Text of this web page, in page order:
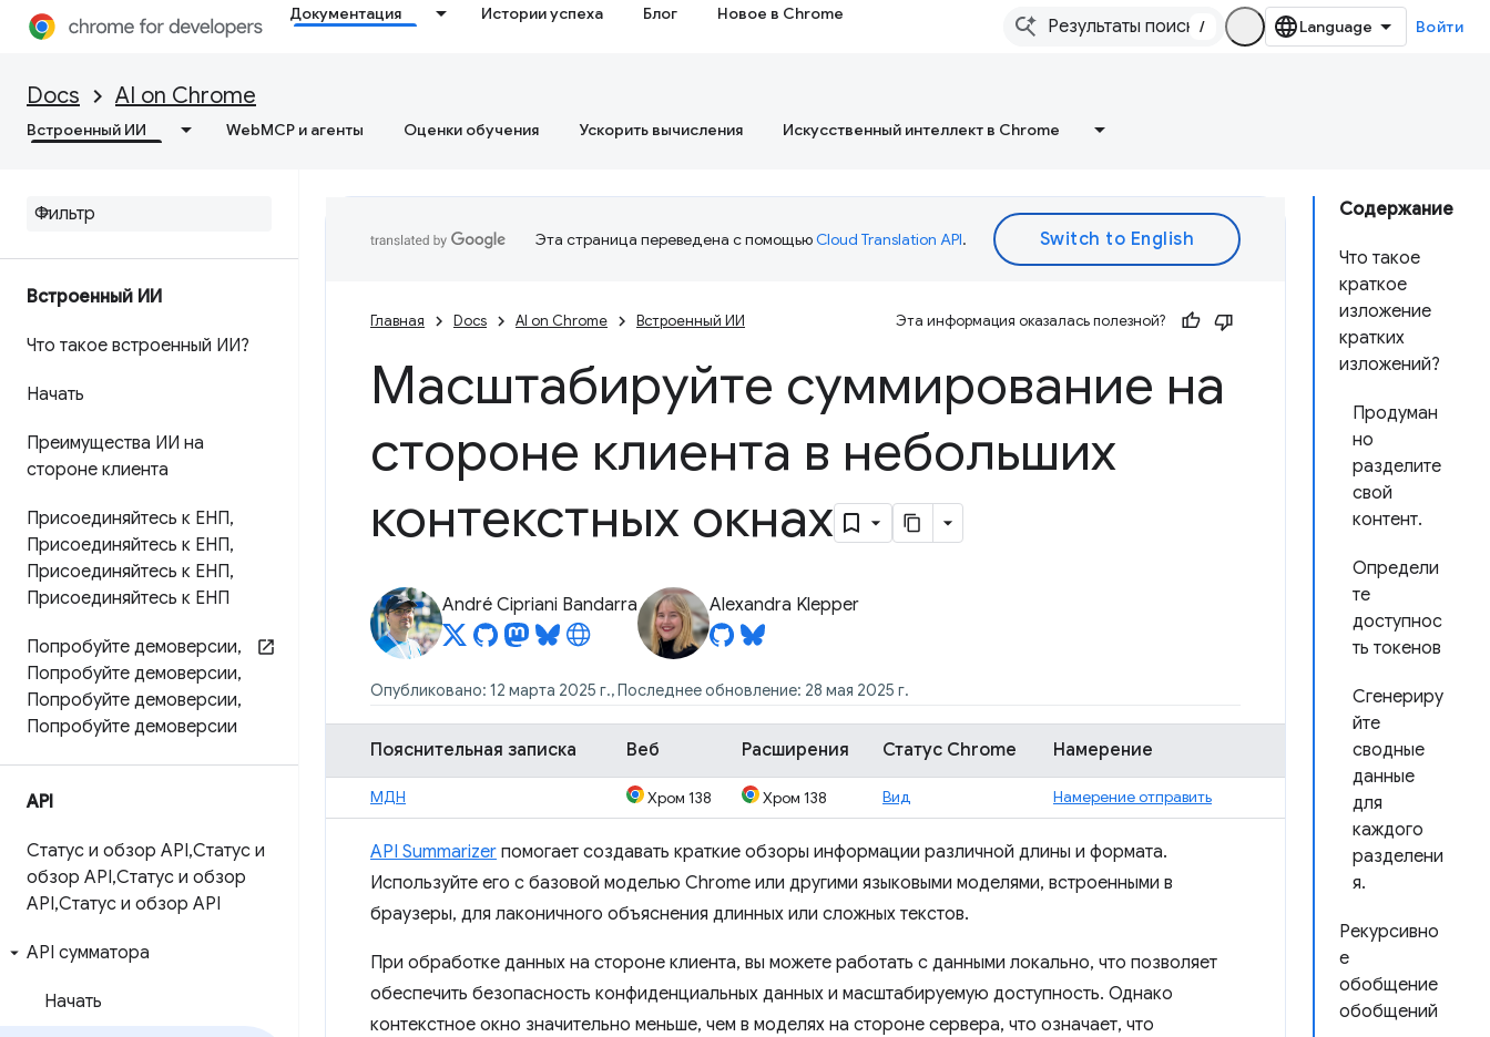
Документация Истории успеха Блог Новое в Chrome
/ Войти
Docs AI on Chrome
Встроенный ИИ WebMCP и агенты Оценки обучения Ускорить вычисления Искусственный интеллект в Chrome
Встроенный ИИ
Что такое встроенный ИИ?
Начать
Преимущества ИИ на
стороне клиента
Присоединяйтесь к ЕНП,
Присоединяйтесь к ЕНП,
Присоединяйтесь к ЕНП,
Присоединяйтесь к ЕНП
Попробуйте демоверсии,
Попробуйте демоверсии,
Попробуйте демоверсии,
Попробуйте демоверсии
API
Статус и обзор API,Статус и
обзор API,Статус и обзор
API,Статус и обзор API
API сумматора
Начать
Содержание
Что такое
краткое
изложение
кратких
изложений?
Продуман
но
разделите
свой
контент.
Определи
те
доступнос
ть токенов
Сгенериру
йте
сводные
данные
для
каждого
разделени
я.
Рекурсивно
е
обобщение
обобщений
Эта страница переведена с помощьюCloud Translation API.
Главная Docs AI on Chrome Встроенный ИИ Эта информация оказалась полезной?
Масштабируйте суммирование на
стороне клиента в небольших
контекстных окнах
André Cipriani Bandarra Alexandra Klepper
Опубликовано: 12 марта 2025 г., Последнее обновление: 28 мая 2025 г.
Пояснительная записка Веб Расширения Статус Chrome Намерение
МДН Хром 138 Хром 138 Вид Намерение отправить
API Summarizer помогает создавать краткие обзоры информации различной длины и формата.
Используйте его с базовой моделью Chrome или другими языковыми моделями, встроенными в
браузеры, для лаконичного объяснения длинных или сложных текстов.
При обработке данных на стороне клиента, вы можете работать с данными локально, что позволяет
обеспечить безопасность конфиденциальных данных и масштабируемую доступность. Однако
контекстное окно значительно меньше, чем в моделях на стороне сервера, что означает, что